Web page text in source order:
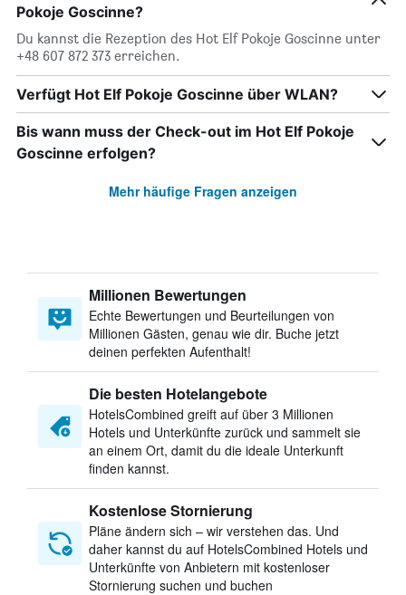
Pokoje Goscinne?
Du kannst die Rezeption des Hot Elf Pokoje Goscinne unter
+48 607 872 373 erreichen.
Verfügt Hot Elf Pokoje Goscinne über WLAN?
Bis wann muss der Check-out im Hot Elf Pokoje
Goscinne erfolgen?
Mehr häufige Fragen anzeigen
Millionen Bewertungen
Echte Bewertungen und Beurteilungen von
Millionen Gästen, genau wie dir. Buche jetzt
deinen perfekten Aufenthalt!
Die besten Hotelangebote
HotelsCombined greift auf über 3 Millionen
Hotels und Unterkünfte zurück und sammelt sie
an einem Ort, damit du die ideale Unterkunft
finden kannst.
Kostenlose Stornierung
Pläne ändern sich – wir verstehen das. Und
daher kannst du auf HotelsCombined Hotels und
Unterkünfte von Anbietern mit kostenloser
Stornierung suchen und buchen